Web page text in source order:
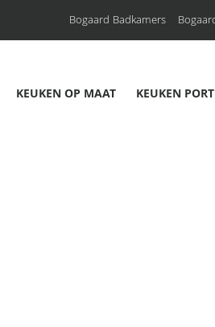
Bogaard Badkamers
KEUKEN OP MAAT KEUKEN